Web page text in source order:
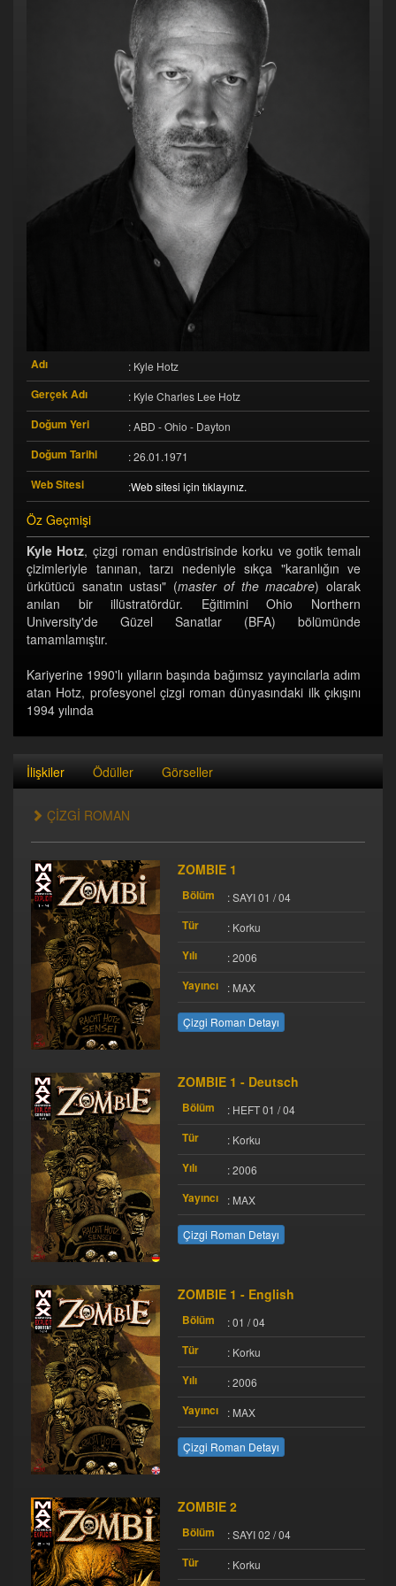
Adı : Kyle Hotz
Gerçek Adı : Kyle Charles Lee Hotz
Doğum Yeri : ABD - Ohio - Dayton
Doğum Tarihi : 26.01.1971
Web Sitesi :Web sitesi için tıklayınız.
Öz Geçmişi
Kyle Hotz, çizgi roman endüstrisinde korku ve gotik temalı
çizimleriyle tanınan, tarzı nedeniyle sıkça "karanlığın ve
ürkütücü sanatın ustası" (master of the macabre) olarak
anılan bir illüstratördür. Eğitimini Ohio Northern
University'de Güzel Sanatlar (BFA) bölümünde
tamamlamıştır.
Kariyerine 1990'lı yılların başında bağımsız yayıncılarla adım
atan Hotz, profesyonel çizgi roman dünyasındaki ilk çıkışını
1994 yılında
İlişkiler Ödüller Görseller
ÇİZGİ ROMAN
ZOMBIE 1
Bölüm : SAYI 01 / 04
Tür : Korku
Yılı : 2006
Yayıncı : MAX
Çizgi Roman Detayı
ZOMBIE 1 - Deutsch
Bölüm : HEFT 01 / 04
Tür : Korku
Yılı : 2006
Yayıncı : MAX
Çizgi Roman Detayı
ZOMBIE 1 - English
Bölüm : 01 / 04
Tür : Korku
Yılı : 2006
Yayıncı : MAX
Çizgi Roman Detayı
ZOMBIE 2
Bölüm : SAYI 02 / 04
Tür : Korku